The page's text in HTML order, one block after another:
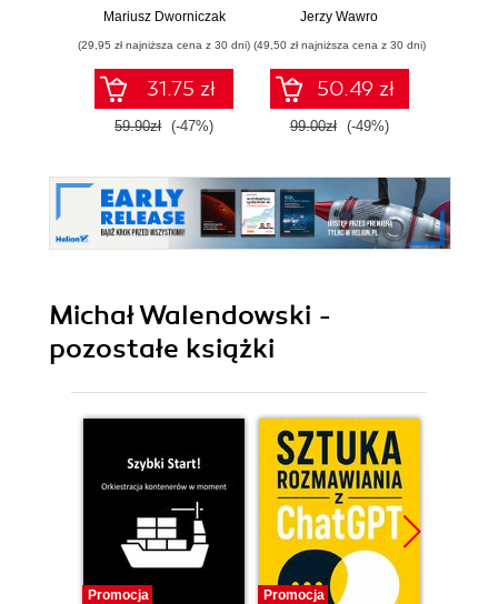
chmurową oraz
wykorzystaniem
Dockera
Mariusz Dworniczak
(29,95 zł najniższa cena z 30 dni)
31.75 zł
59.90zł (-47%)
inżyniera DevOps
Jerzy Wawro
(49,50 zł najniższa cena z 30 dni)
50.49 zł
99.00zł (-49%)
Michał Walendowski -
pozostałe książki
Promocja Promocja